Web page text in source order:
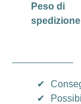
Peso di
✔
✔